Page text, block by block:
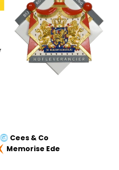
Cees & Co
Memorise Ede